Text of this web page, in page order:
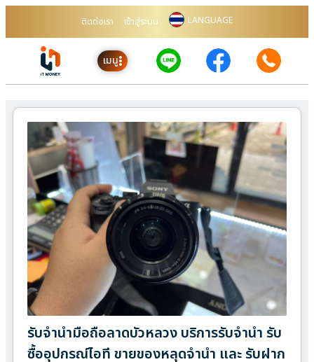
ติดต่อเรา เข้าสู่ระบบ LANGUAGE
เมนู
รับจำนำมือถือลาดบัวหลวง บริการรับจำนำ รับ
ซื้ออุปกรณ์ไอที ขายของหลุดจำนำ และ รับฝาก